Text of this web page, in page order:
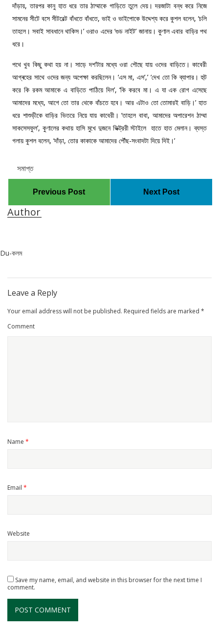
দাঁড়ায়, তারপর কানু হাত ধরে তার ঠাম্মাকে গাড়িতে তুলে দেয়। দরজাটা বন্ধ করে নিজে
সামনের সীটে বসে সীটবেল্ট বাঁধতে বাঁধতে, ভাই ও ভাইপোকে উদ্দেশ্য করে কুশল বলেন, ‘চলি
তাহলে। সবাই সাবধানে থাকিস।’ ওরাও এদের ‘গুড নাইট’ জানায়। কুণাল এবার বাড়ির পথ
ধরে।
পথে খুব কিছু কথা হয় না। সাড়ে দশ’টার মধ্যে ওরা পৌছে যায় ওদের বাড়িতে। কাবেরী
আগ্ৰহের সাথে ওদের জন্য অপেক্ষা করছিলেন। ‘এস মা, এস’,’ ‘দেখ তো কি ব্যাপার। হুট
করে কি রকম আমাকে এ বাড়িতে পাঠিয়ে দিল’, ‘কি করবে মা। এ যা এক রোগ এসেছে
আমাদের মধ্যে, আগে তো তার থেকে বাঁচতে হবে। আর এটাও তো তোমারই বাড়ি।’ হাত
ধরে শাশুড়ীকে বাড়ির ভিতরে নিয়ে যায় কাবেরী। ‘তাহলে বাবা, আমাদের অপারেশন ঠাম্মা
সাকসেসফুল’, কুণালের কথায় হাসি মুখে দুজনে ভিক্ট্ররী স্টাইলে হাতে হাত মেলান। ব্যস্ত
গলায় কুশল বলেন, ‘দাঁড়া, তোর কাকাকে আমাদের পৌঁছ-সংবাদটা দিয়ে দিই।’
সমাপ্ত
Previous Post Next Post
Author
Du-কলম
Leave a Reply
Your email address will not be published. Required fields are marked *
Comment
Name *
Email *
Website
Save my name, email, and website in this browser for the next time I
comment.